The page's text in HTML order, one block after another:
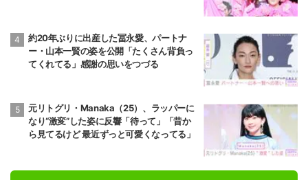
約20年ぶりに出産した冨永愛、パートナ
ー・山本一賢の姿を公開「たくさん背負っ
てくれてる」感謝の思いをつづる
元リトグリ・Manaka（25）、ラッパーに
なり“激変”した姿に反響「待って」「昔か
ら見てるけど 最近ずっと可愛くなってる」